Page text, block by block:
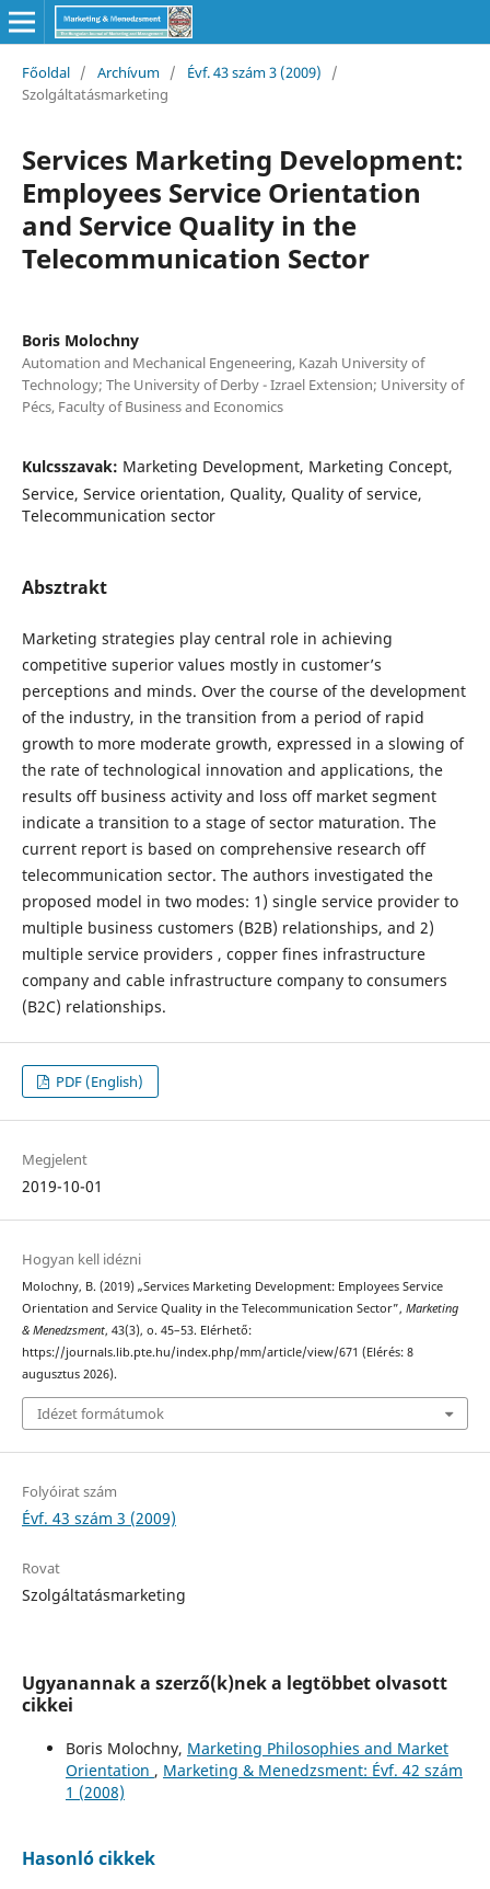
Főoldal / Archívum / Évf. 43 szám 3 (2009)
/
Szolgáltatásmarketing
Services Marketing Development:
Employees Service Orientation
and Service Quality in the
Telecommunication Sector
Boris Molochny
Automation and Mechanical Engeneering, Kazah University of
Technology; The University of Derby - Izrael Extension; University of
Pécs, Faculty of Business and Economics
Kulcsszavak: Marketing Development, Marketing Concept,
Service, Service orientation, Quality, Quality of service,
Telecommunication sector
Absztrakt
Marketing strategies play central role in achieving
competitive superior values mostly in customer’s
perceptions and minds. Over the course of the development
of the industry, in the transition from a period of rapid
growth to more moderate growth, expressed in a slowing of
the rate of technological innovation and applications, the
results off business activity and loss off market segment
indicate a transition to a stage of sector maturation. The
current report is based on comprehensive research off
telecommunication sector. The authors investigated the
proposed model in two modes: 1) single service provider to
multiple business customers (B2B) relationships, and 2)
multiple service providers , copper fines infrastructure
company and cable infrastructure company to consumers
(B2C) relationships.
PDF (English)
Megjelent
2019-10-01
Hogyan kell idézni
Molochny, B. (2019) „Services Marketing Development: Employees Service
Orientation and Service Quality in the Telecommunication Sector”, Marketing
& Menedzsment, 43(3), o. 45–53. Elérhető:
https://journals.lib.pte.hu/index.php/mm/article/view/671 (Elérés: 8
augusztus 2026).
Idézet formátumok
Folyóirat szám
Évf. 43 szám 3 (2009)
Rovat
Szolgáltatásmarketing
Ugyanannak a szerző(k)nek a legtöbbet olvasott
cikkei
Boris Molochny, Marketing Philosophies and Market
Orientation , Marketing & Menedzsment: Évf. 42 szám
1 (2008)
Hasonló cikkek